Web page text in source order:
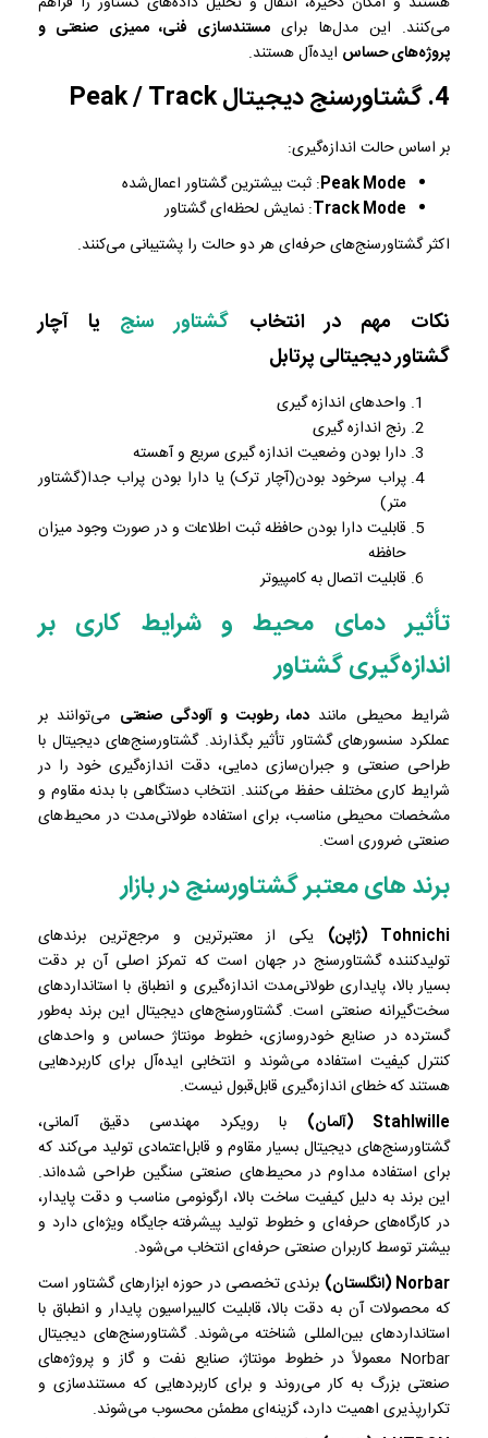
می‌کنند. این مدل‌ها برای مستندسازی فنی، ممیزی صنعتی و
پروژه‌های حساس ایده‌آل هستند.
4. گشتاورسنج دیجیتال Peak / Track
بر اساس حالت اندازه‌گیری:
Peak Mode: ثبت بیشترین گشتاور اعمال‌شده
Track Mode: نمایش لحظه‌ای گشتاور
اکثر گشتاورسنج‌های حرفه‌ای هر دو حالت را پشتیبانی می‌کنند.
نکات مهم در انتخاب گشتاور سنج
یا آچار
گشتاور دیجیتالی پرتابل
واحدهای اندازه گیری
رنج اندازه گیری
دارا بودن وضعیت اندازه گیری سریع و آهسته
پراب سرخود بودن(آچار ترک) یا دارا بودن پراب جدا(گشتاور
متر)
قابلیت دارا بودن حافظه ثبت اطلاعات و در صورت وجود میزان
حافظه
قابلیت اتصال به کامپیوتر
تأثیر دمای محیط و شرایط کاری بر
اندازه‌گیری گشتاور
شرایط محیطی مانند دما، رطوبت و آلودگی صنعتی می‌توانند بر
عملکرد سنسورهای گشتاور تأثیر بگذارند. گشتاورسنج‌های دیجیتال با
طراحی صنعتی و جبران‌سازی دمایی، دقت اندازه‌گیری خود را در
شرایط کاری مختلف حفظ می‌کنند. انتخاب دستگاهی با بدنه مقاوم و
مشخصات محیطی مناسب، برای استفاده طولانی‌مدت در محیط‌های
صنعتی ضروری است.
برند های معتبر گشتاورسنج در بازار
Tohnichi (ژاپن)
یکی از معتبرترین و مرجع‌ترین برندهای
تولیدکننده گشتاورسنج در جهان است که تمرکز اصلی آن بر دقت
بسیار بالا، پایداری طولانی‌مدت اندازه‌گیری و انطباق با استانداردهای
سخت‌گیرانه صنعتی است. گشتاورسنج‌های دیجیتال این برند به‌طور
گسترده در صنایع خودروسازی، خطوط مونتاژ حساس و واحدهای
کنترل کیفیت استفاده می‌شوند و انتخابی ایده‌آل برای کاربردهایی
هستند که خطای اندازه‌گیری قابل‌قبول نیست.
Stahlwille (آلمان)
با رویکرد مهندسی دقیق آلمانی،
گشتاورسنج‌های دیجیتال بسیار مقاوم و قابل‌اعتمادی تولید می‌کند که
برای استفاده مداوم در محیط‌های صنعتی سنگین طراحی شده‌اند.
این برند به دلیل کیفیت ساخت بالا، ارگونومی مناسب و دقت پایدار،
در کارگاه‌های حرفه‌ای و خطوط تولید پیشرفته جایگاه ویژه‌ای دارد و
بیشتر توسط کاربران صنعتی حرفه‌ای انتخاب می‌شود.
Norbar (انگلستان)
برندی تخصصی در حوزه ابزارهای گشتاور است
که محصولات آن به دقت بالا، قابلیت کالیبراسیون پایدار و انطباق با
استانداردهای بین‌المللی شناخته می‌شوند. گشتاورسنج‌های دیجیتال
Norbar معمولاً در خطوط مونتاژ، صنایع نفت و گاز و پروژه‌های
صنعتی بزرگ به کار می‌روند و برای کاربردهایی که مستندسازی و
تکرارپذیری اهمیت دارد، گزینه‌ای مطمئن محسوب می‌شوند.